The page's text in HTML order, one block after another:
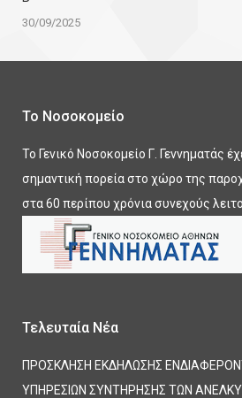
30/09/2025
Το Νοσοκομείο
Το Γενικό Νοσοκομείο Γ. Γεννηματάς
σημαντική πορεία στο χώρο της
στα 60 περίπου χρόνια συνεχούς
Τελευταία Νέα
ΠΡΟΣΚΛΗΣΗ ΕΚΔΗΛΩΣΗΣ
ΥΠΗΡΕΣΙΩΝ ΣΥΝΤΗΡΗΣΗΣ ΤΩΝ